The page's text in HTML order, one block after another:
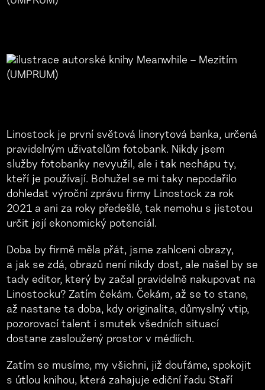
Linostock je první světová linorytová banka, určená
pravidelným uživatelům fotobank. Nikdy jsem
služby fotobanky nevyužil, ale i tak nechápu ty,
kteří je používají. Bohužel se mi taky nepodařilo
dohledat výroční zprávu firmy Linostock za rok
2021 a ani za roky předešlé, tak nemohu s jistotou
určit její ekonomický potenciál.
Doba by firmě měla přát, jsme zahlceni obrazy,
a jak se zdá, obrazů není nikdy dost, ale našel by se
tady editor, který by začal pravidelně nakupovat na
Linostocku? Zatím čekám. Čekám, až se to stane,
až nastane ta doba, kdy originalita, důmyslný vtip,
pozorovací talent i smutek všedních situací
dostane zasloužený prostor v médiích.
Zatím se musíme, my všichni, již doufáme, spokojit
s útlou knihou, která zahajuje ediční řadu Staří